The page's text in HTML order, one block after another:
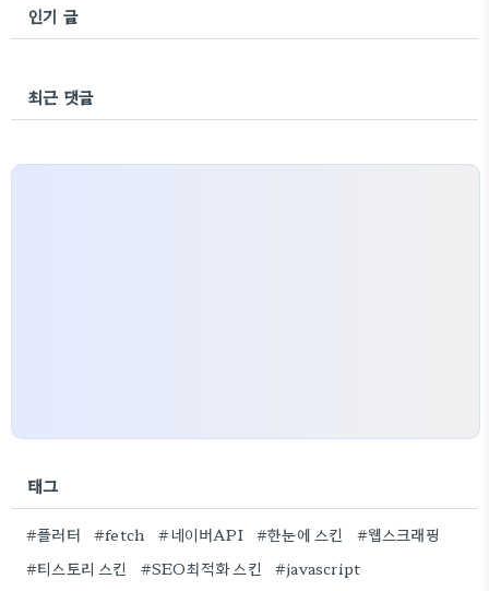
인기 글
최근 댓글
태그
#플러터 #fetch #네이버API #한눈에 스킨
#웹스크래핑
#티스토리 스킨
#SEO최적화 스킨
#javascript